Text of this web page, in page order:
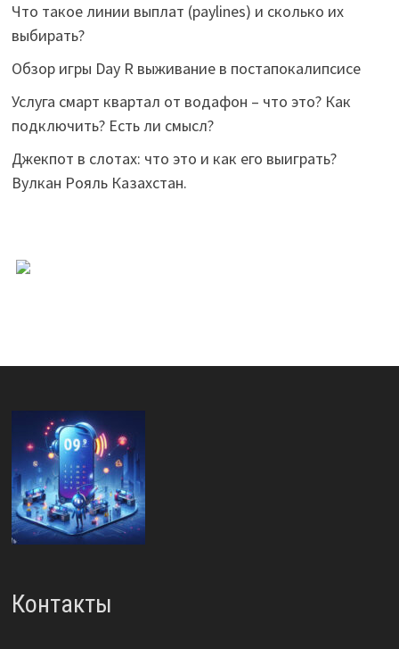
Что такое линии выплат (paylines) и сколько их
выбирать?
Обзор игры Day R выживание в постапокалипсисе
Услуга смарт квартал от водафон – что это? Как
подключить? Есть ли смысл?
Джекпот в слотах: что это и как его выиграть?
Вулкан Рояль Казахстан.
Контакты